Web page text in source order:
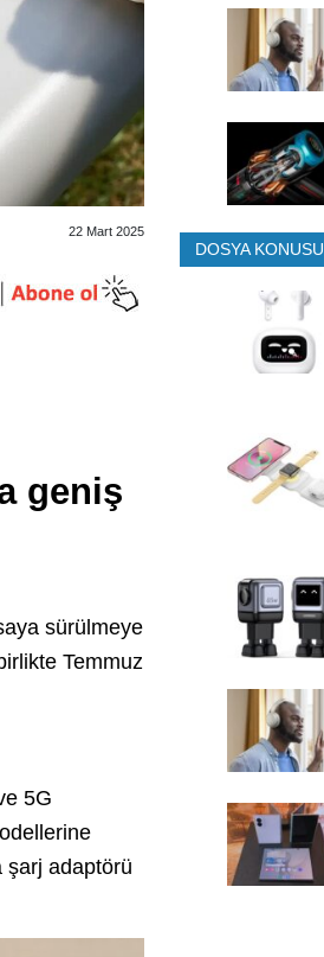
22 Mart 2025
geniş
sürülmeye
Temmuz
5G
şarj adaptörü
DOSYA KONUSU